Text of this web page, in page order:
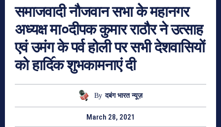
समाजवादी नौजवान सभा केे महानगर
अध्यक्ष मा०दीपक कुमार राठौर ने उत्साह
एवं उमंग के पर्व होली पर सभी देशवासियों
को हादि॔क शुभकामनाएं दी
By दबंग भारत न्यूज़
March 28, 2021